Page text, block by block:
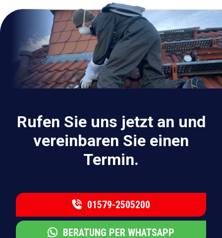
Rufen Sie uns jetzt an und
vereinbaren Sie einen
Termin.
01579-2505200
BERATUNG PER WHATSAPP